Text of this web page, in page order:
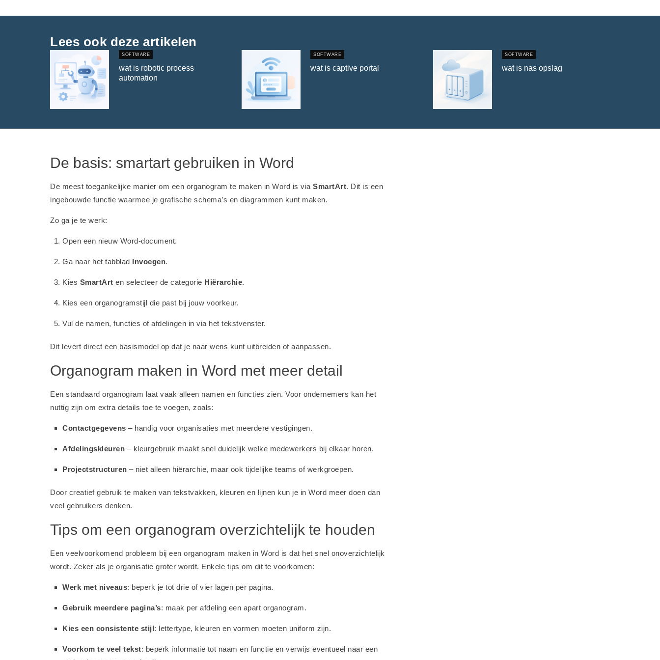
Lees ook deze artikelen
SOFTWARE
wat is robotic process
automation
SOFTWARE
wat is captive portal
SOFTWARE
wat is nas opslag
De basis: smartart gebruiken in Word
De meest toegankelijke manier om een organogram te maken in Word is via SmartArt. Dit is een
ingebouwde functie waarmee je grafische schema’s en diagrammen kunt maken.
Zo ga je te werk:
Open een nieuw Word-document.
Ga naar het tabblad Invoegen.
Kies SmartArt en selecteer de categorie Hiërarchie.
Kies een organogramstijl die past bij jouw voorkeur.
Vul de namen, functies of afdelingen in via het tekstvenster.
Dit levert direct een basismodel op dat je naar wens kunt uitbreiden of aanpassen.
Organogram maken in Word met meer detail
Een standaard organogram laat vaak alleen namen en functies zien. Voor ondernemers kan het
nuttig zijn om extra details toe te voegen, zoals:
Contactgegevens – handig voor organisaties met meerdere vestigingen.
Afdelingskleuren – kleurgebruik maakt snel duidelijk welke medewerkers bij elkaar horen.
Projectstructuren – niet alleen hiërarchie, maar ook tijdelijke teams of werkgroepen.
Door creatief gebruik te maken van tekstvakken, kleuren en lijnen kun je in Word meer doen dan
veel gebruikers denken.
Tips om een organogram overzichtelijk te houden
Een veelvoorkomend probleem bij een organogram maken in Word is dat het snel onoverzichtelijk
wordt. Zeker als je organisatie groter wordt. Enkele tips om dit te voorkomen:
Werk met niveaus: beperk je tot drie of vier lagen per pagina.
Gebruik meerdere pagina’s: maak per afdeling een apart organogram.
Kies een consistente stijl: lettertype, kleuren en vormen moeten uniform zijn.
Voorkom te veel tekst: beperk informatie tot naam en functie en verwijs eventueel naar een